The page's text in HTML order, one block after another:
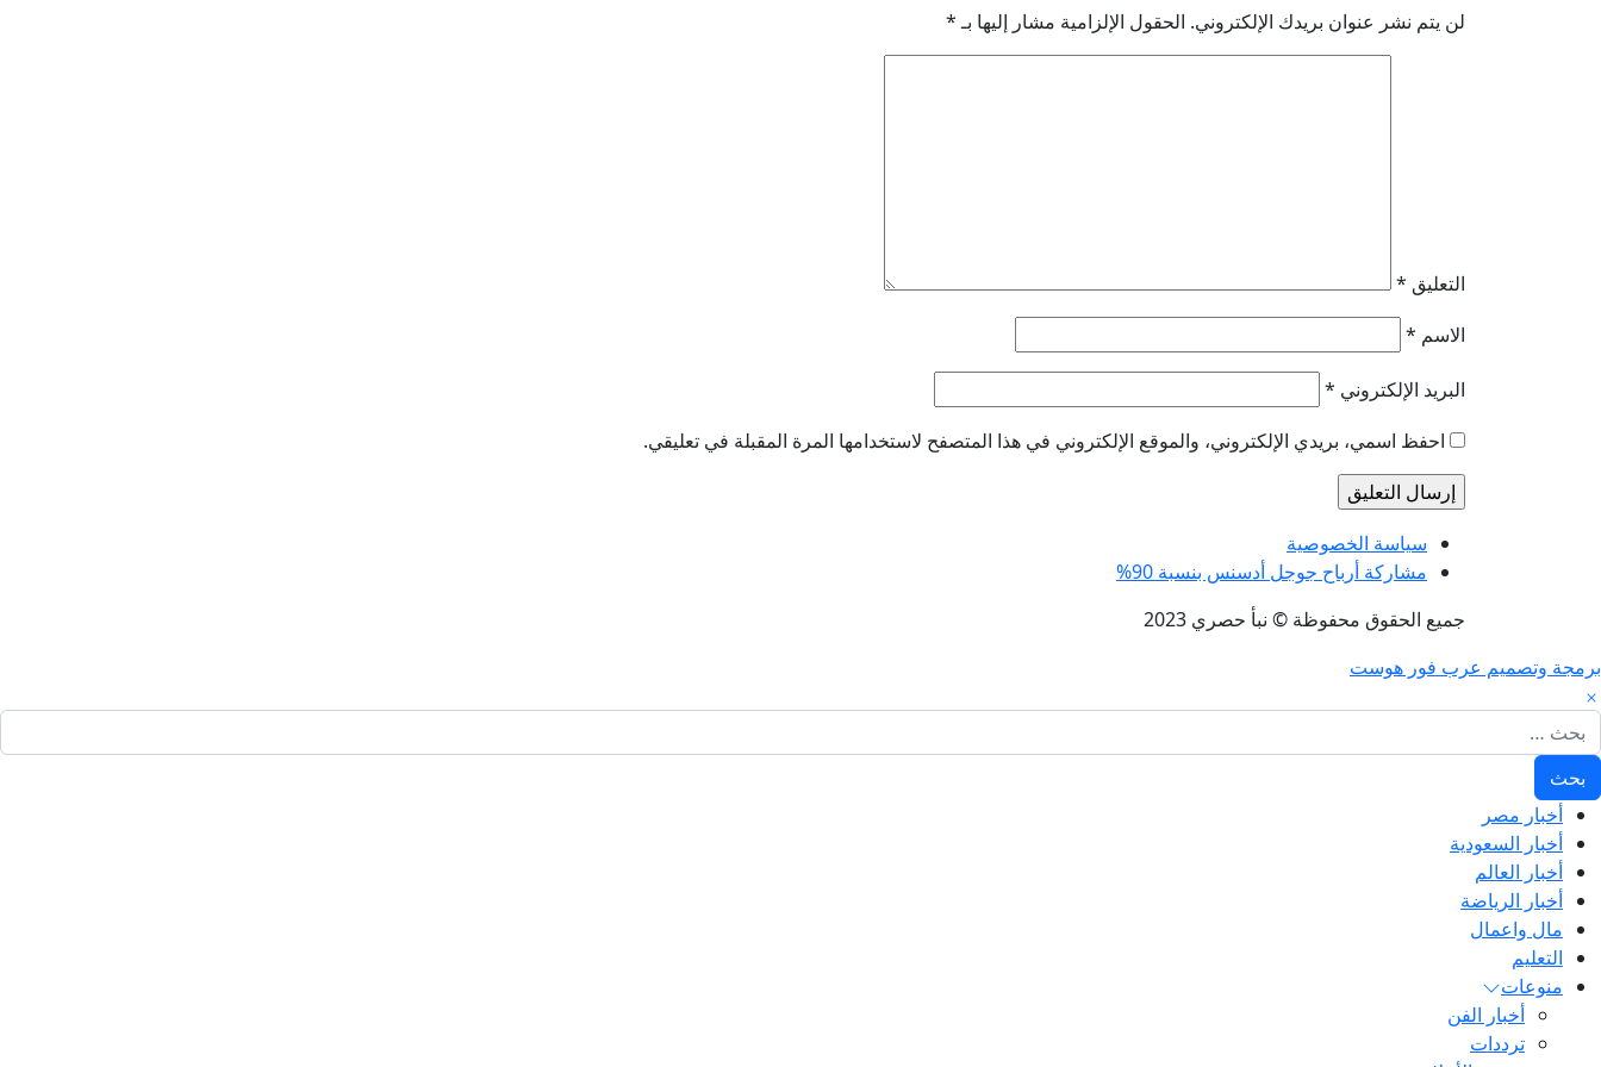
لن يتم نشر عنوان بريدك الإلكتروني. الحقول الإلزامية مشار إليها بـ*
التعليق *
الاسم *
البريد الإلكتروني *
احفظ اسمي، بريدي الإلكتروني، والموقع الإلكتروني في هذا المتصفح لاستخدامها المرة المقبلة في تعليقي.
سياسة الخصوصية
مشاركة أرباح جوجل أدسنس بنسبة 90%
جميع الحقوق محفوظة © نبأ حصري 2023
برمجة وتصميم عرب فور هوست
البحث عن:
أخبار مصر
أخبار السعودية
أخبار العالم
أخبار الرياضة
مال واعمال
التعليم
منوعات
أخبار الفن
ترددات